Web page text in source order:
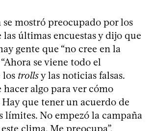
mostró preocupado por los
las últimas encuestas y dijo que
gente que “no cree en la
se viene todo el
los trollsy las noticias falsas.
hacer algo para ver cómo
Hay que tener un acuerdo de
límites. No empezó la campaña
clima. Me preocupa”,